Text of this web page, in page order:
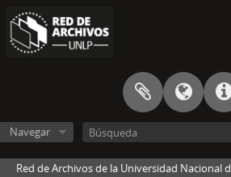
Navegar
Red de Archivos de la Universidad Nacional